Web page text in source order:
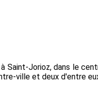
Saint-Jorioz, dans le
ville et deux d'entre